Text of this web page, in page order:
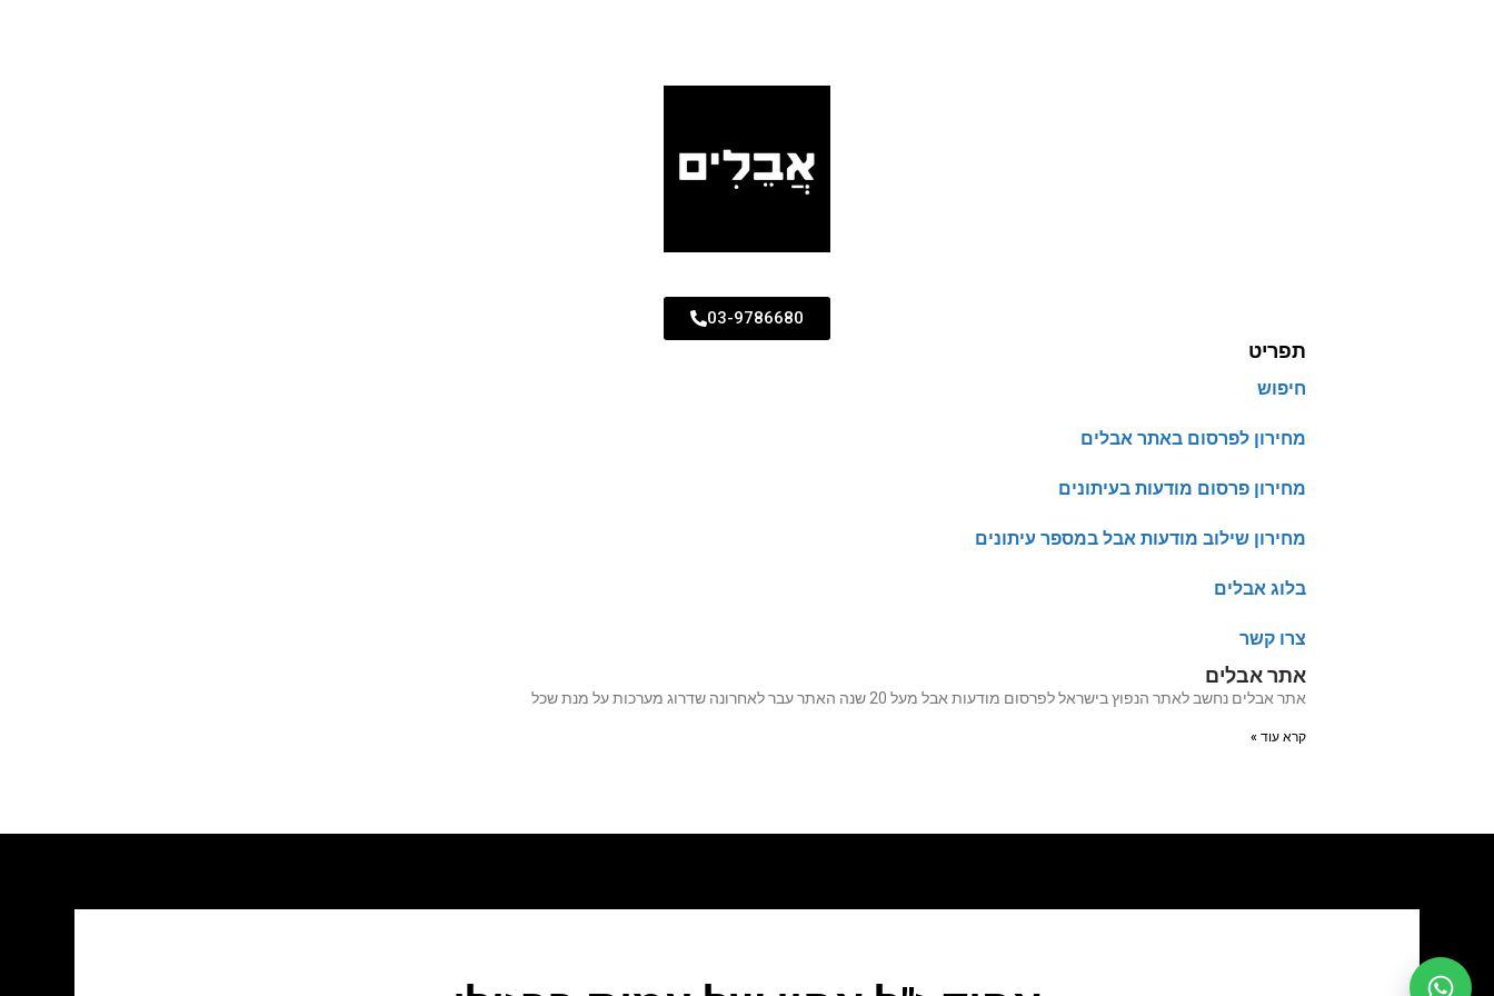
03-9786680
תפריט
חיפוש
מחירון לפרסום באתר אבלים
מחירון פרסום מודעות בעיתונים
מחירון שילוב מודעות אבל במספר עיתונים
בלוג אבלים
צרו קשר
אתר אבלים
אתר אבלים נחשב לאתר הנפוץ בישראל לפרסום מודעות אבל מעל 20 שנה האתר עבר לאחרונה שדרוג מערכות על מנת שכל
קרא עוד »